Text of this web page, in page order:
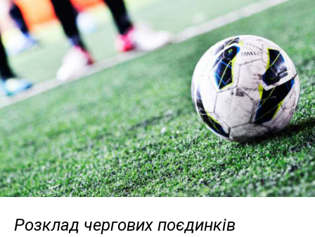
Розклад чергових поєдинків